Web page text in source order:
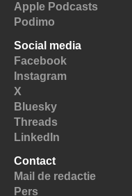
Apple Podcasts
Podimo
Social media
Facebook
Instagram
X
Bluesky
Threads
LinkedIn
Contact
Mail de redactie
Pers